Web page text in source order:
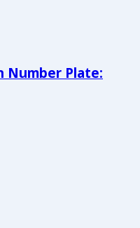
Number Plate: